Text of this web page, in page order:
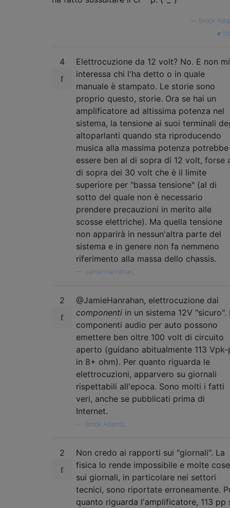
Brock
4
Elettrocuzione da 12 volt? No. E non mi
interessa chi l'ha detto o in quale
manuale è stampato. Le storie sono
proprio questo, storie. Ora se hai un
amplificatore ad altissima potenza nel
sistema, la tensione ai suoi terminali
altoparlanti quando sta riproducendo
musica alla massima potenza potrebbe
essere ben al di sopra di 12 volt, forse
di sopra dei 30 volt che è il limite
superiore per "bassa tensione" (al di
sotto del quale non è necessario
prendere precauzioni in merito alle
scosse elettriche). Ma quella tensione
non apparirà in nessun'altra parte del
sistema e in genere non fa nemmeno
riferimento alla massa dello chassis.
Jamie Hanrahan,
2
@JamieHanrahan, elettrocuzione dai
componenti in un sistema 12V "sicuro".
componenti audio per auto possono
emettere ben oltre 100 volt di circuito
aperto (guidano abitualmente 113
in 8+ ohm). Per quanto riguarda le
elettrocuzioni, apparvero su giornali
rispettabili all'epoca. Sono molti i fatti
veri, anche se pubblicati prima di
Internet.
Brock Adams,
2
Non credo ai rapporti sui "giornali". La
fisica lo rende impossibile e molte cose
sui giornali, in particolare nei settori
tecnici, sono riportate erroneamente.
quanto riguarda l'amplificatore, 113 pp